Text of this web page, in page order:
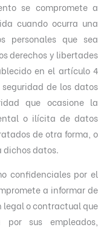
se compromete a
cuando ocurra una
personales que sea
derechos y libertades
en el artículo 4
de los datos
que ocasione la
o ilícita de datos
de otra forma, o
dichos datos.
confidenciales por el
a informar de
legal o contractual que
sus empleados,